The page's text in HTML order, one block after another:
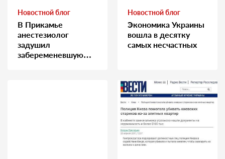
Новостной блог
В Прикамье
анестезиолог
задушил
забеременевшую
Новостной блог
Экономика Украины
вошла в десятку
самых несчастных